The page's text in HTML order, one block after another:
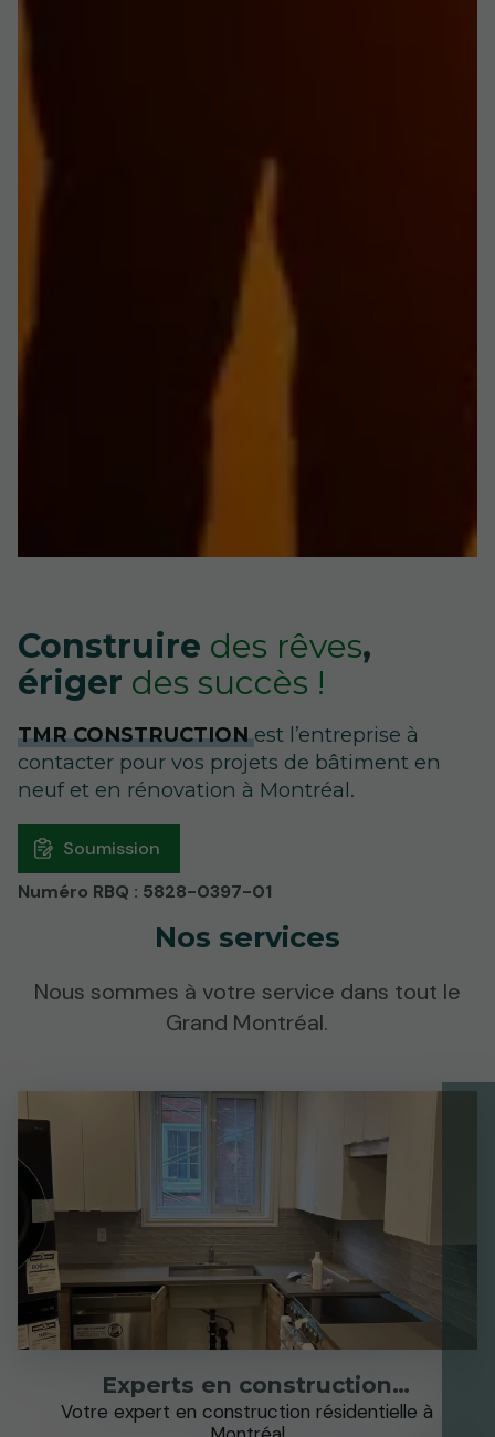
Construire des rêves,
ériger des succès !
TMR CONSTRUCTIONest l’entreprise à
contacter pour vos projets de bâtiment en
neuf et en rénovation à Montréal.
Soumission
Numéro RBQ : 5828-0397-01
Nos services
Nous sommes à votre service dans tout le
Grand Montréal.
Experts en construction
résidentielle
Votre expert en construction résidentielle à